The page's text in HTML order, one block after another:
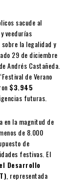
sacude al
veedurías
la legalidad y
29 de diciembre
Andrés Castañeda.
de Verano
$3.945
futuras.
en la magnitud de
de 8.000
de
festivas. El
Desarrollo
, representada